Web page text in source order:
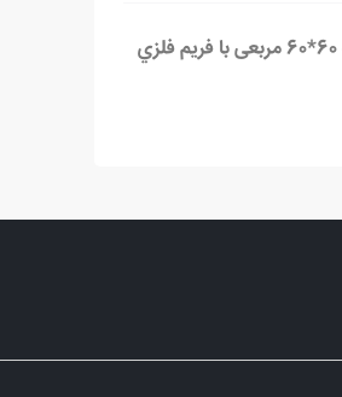
دریچه 60*60 مربعی با فریم فلزي